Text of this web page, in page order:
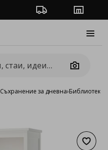
Проследяване на
Camera
Съхранение за дневна›Библиотеки